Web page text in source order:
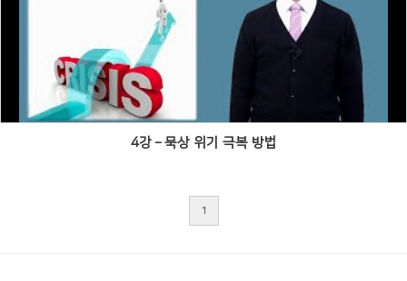
4강 – 묵상 위기 극복 방법
1